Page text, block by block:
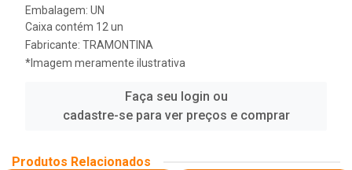
Embalagem: UN
Caixa contém 12 un
Fabricante: TRAMONTINA
*Imagem meramente ilustrativa
Faça seu login ou
cadastre-se para ver preços e comprar
Produtos Relacionados